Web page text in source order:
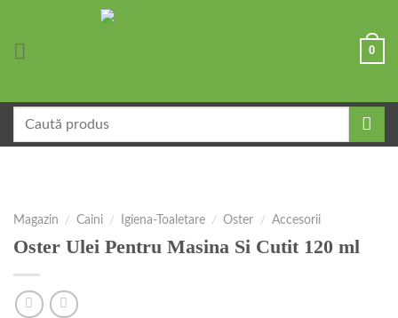
0
după:
Magazin / Caini / Igiena-Toaletare / Oster / Accesorii
Oster Ulei Pentru Masina Si Cutit 120 ml